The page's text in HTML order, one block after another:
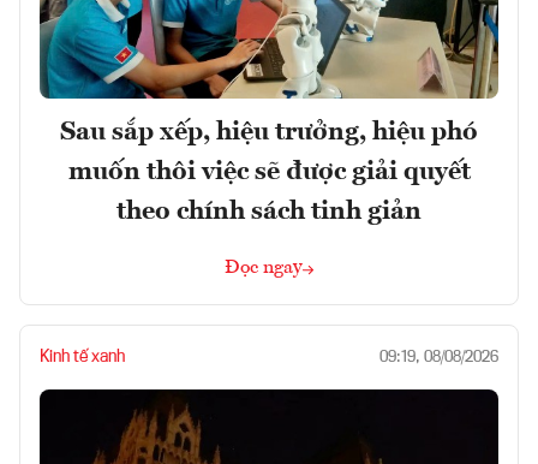
Sau sắp xếp, hiệu trưởng, hiệu phó
muốn thôi việc sẽ được giải quyết
theo chính sách tinh giản
Đọc ngay
Kinh tế xanh 09:19, 08/08/2026